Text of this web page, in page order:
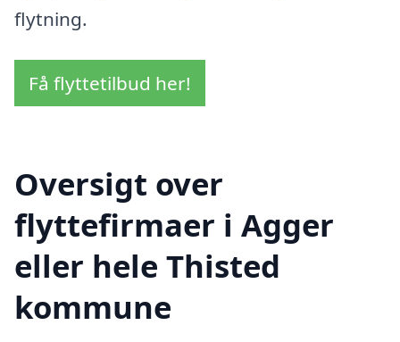
flytning.
Få flyttetilbud her!
Oversigt over
flyttefirmaer i Agger
eller hele Thisted
kommune